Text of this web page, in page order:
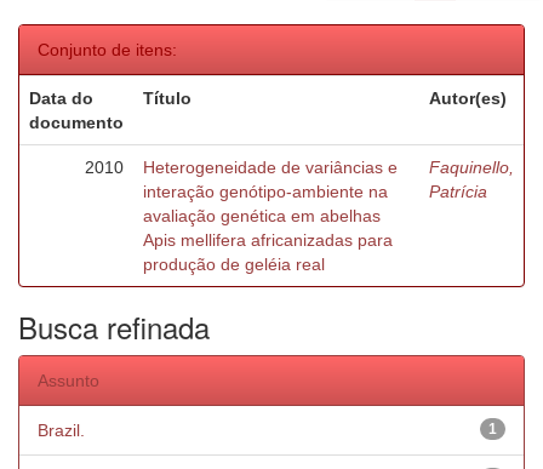
Conjunto de itens:
Data do
documento
Título Autor(es)
2010
Heterogeneidade de variâncias e
interação genótipo-ambiente na
avaliação genética em abelhas
Apis mellifera africanizadas para
produção de geléia real
Faquinello,
Patrícia
Busca refinada
Assunto
1
Brazil.